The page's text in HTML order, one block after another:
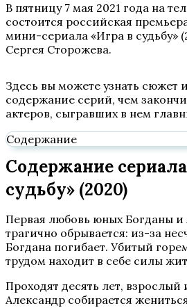
В пятницу 7 мая 2021 года на
состоится российская
мини-сериала «Игра в судьбу»
Сергея Сторожева.
Здесь вы можете узнать сюжет
содержание серий, чем
актеров, сыгравших в нем
Содержание
Содержание
судьбу» (2020)
Первая любовь юных Богданы и
трагично обрывается: из-за
Богдана погибает. Убитый
трудом находит в себе силы
Проходят десять лет,
Александр собирается